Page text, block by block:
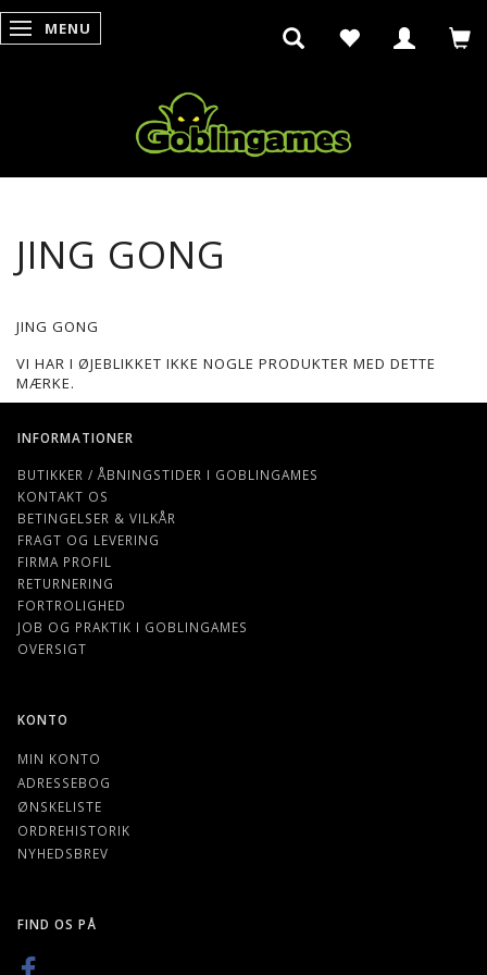
SKIFTE NAVIGATION
MENU
JING GONG
JING GONG
VI HAR I ØJEBLIKKET IKKE NOGLE PRODUKTER MED DETTE
MÆRKE.
INFORMATIONER
BUTIKKER / ÅBNINGSTIDER I GOBLINGAMES
KONTAKT OS
BETINGELSER & VILKÅR
FRAGT OG LEVERING
FIRMA PROFIL
RETURNERING
FORTROLIGHED
JOB OG PRAKTIK I GOBLINGAMES
OVERSIGT
KONTO
MIN KONTO
ADRESSEBOG
ØNSKELISTE
ORDREHISTORIK
NYHEDSBREV
FIND OS PÅ